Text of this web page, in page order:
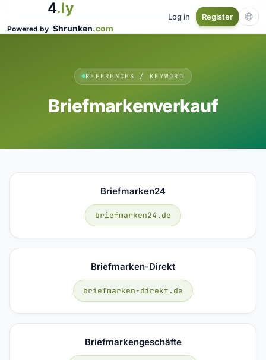
4.ly
Powered by Shrunken.com
Log in Register
REFERENCES / KEYWORD
Briefmarkenverkauf
Briefmarken24
briefmarken24.de
Briefmarken-Direkt
briefmarken-direkt.de
Briefmarkengeschäfte